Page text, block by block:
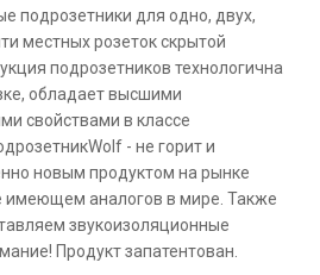
подрозетники для одно, двух,
местных розеток скрытой
подрозетников технологична
обладает высшими
свойствами в классе
- не горит и
новым продуктом на рынке
имеющем аналогов в мире. Также
звукоизоляционные
Продукт запатентован.